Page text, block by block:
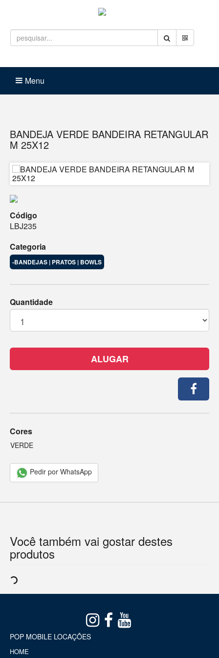
Menu
BANDEJA VERDE BANDEIRA RETANGULAR
M 25X12
Código
LBJ235
Categoria
-BANDEJAS | PRATOS | BOWLS
Quantidade
ALUGAR
Cores
VERDE
Pedir por WhatsApp
Você também vai gostar destes
produtos
POP MOBILE LOCAÇÕES
HOME